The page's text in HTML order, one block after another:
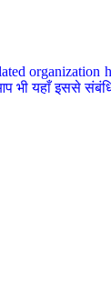
organization
आप भी यहाँ इससे